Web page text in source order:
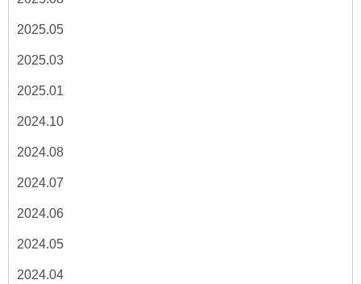
2025.05
2025.03
2025.01
2024.10
2024.08
2024.07
2024.06
2024.05
2024.04